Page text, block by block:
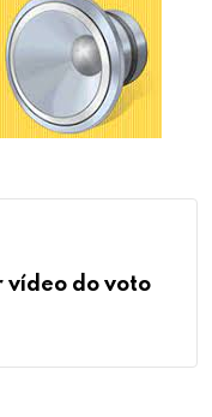
vídeo do voto